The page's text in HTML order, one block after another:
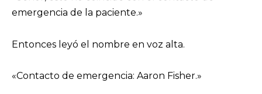
emergencia de la paciente.»
Entonces leyó el nombre en voz alta.
«Contacto de emergencia: Aaron Fisher.»